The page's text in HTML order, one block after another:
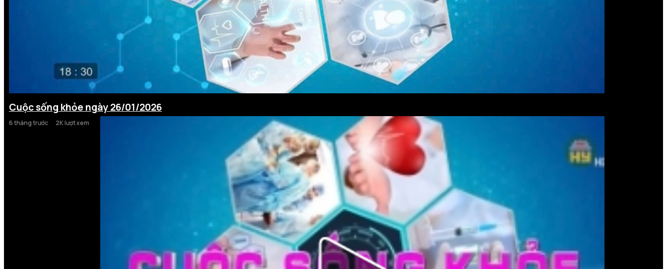
Cuộc sống khỏe ngày 26/01/2026
6 tháng trước 2K lượt xem